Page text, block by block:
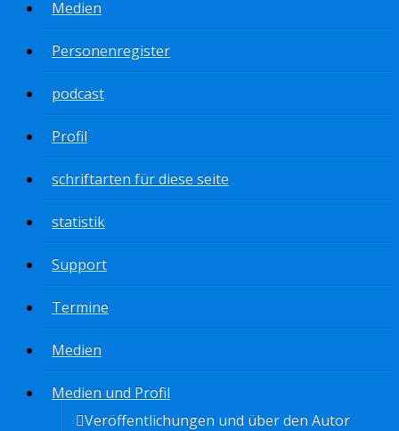
Medien
Personenregister
podcast
Profil
schriftarten für diese seite
statistik
Support
Termine
Medien
Medien und Profil
Veröffentlichungen und über den Autor